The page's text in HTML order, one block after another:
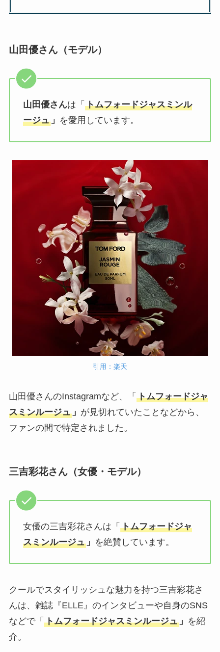
山田優さん（モデル）
山田優さんは「 トムフォードジャスミンル
ージュ」 を愛用しています。
引用：楽天
山田優さんのInstagramなど、「 トムフォードジャ
スミンルージュ」 が見切れていたことなどから、
ファンの間で特定されました。
三吉彩花さん（女優・モデル）
女優の三吉彩花さんは「 トムフォードジャ
スミンルージュ」 を絶賛しています。
クールでスタイリッシュな魅力を持つ三吉彩花さ
んは、雑誌『ELLE』のインタビューや自身のSNS
などで「 トムフォードジャスミンルージュ」 を紹
介。